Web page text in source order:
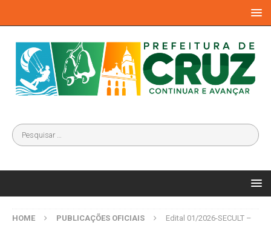
HOME PUBLICAÇÕES OFICIAIS
Edital 01/2026-SECULT –